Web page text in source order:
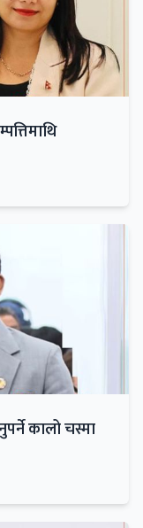
कालो चस्मा